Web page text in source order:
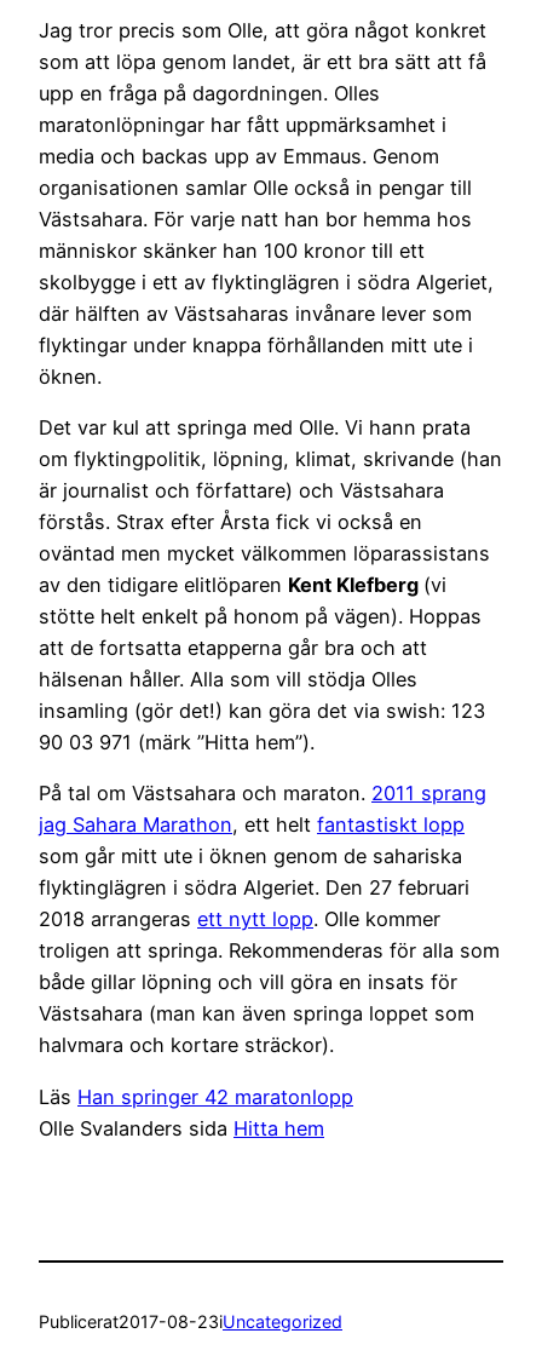
Jag tror precis som Olle, att göra något konkret
som att löpa genom landet, är ett bra sätt att få
upp en fråga på dagordningen. Olles
maratonlöpningar har fått uppmärksamhet i
media och backas upp av Emmaus. Genom
organisationen samlar Olle också in pengar till
Västsahara. För varje natt han bor hemma hos
människor skänker han 100 kronor till ett
skolbygge i ett av flyktinglägren i södra Algeriet,
där hälften av Västsaharas invånare lever som
flyktingar under knappa förhållanden mitt ute i
öknen.
Det var kul att springa med Olle. Vi hann prata
om flyktingpolitik, löpning, klimat, skrivande (han
är journalist och författare) och Västsahara
förstås. Strax efter Årsta fick vi också en
oväntad men mycket välkommen löparassistans
av den tidigare elitlöparen Kent Klefberg (vi
stötte helt enkelt på honom på vägen). Hoppas
att de fortsatta etapperna går bra och att
hälsenan håller. Alla som vill stödja Olles
insamling (gör det!) kan göra det via swish: 123
90 03 971 (märk ”Hitta hem”).
På tal om Västsahara och maraton. 2011 sprang
jag Sahara Marathon, ett helt fantastiskt lopp
som går mitt ute i öknen genom de sahariska
flyktinglägren i södra Algeriet. Den 27 februari
2018 arrangeras ett nytt lopp. Olle kommer
troligen att springa. Rekommenderas för alla som
både gillar löpning och vill göra en insats för
Västsahara (man kan även springa loppet som
halvmara och kortare sträckor).
Läs Han springer 42 maratonlopp
Olle Svalanders sida Hitta hem
Publicerat2017-08-23iUncategorized